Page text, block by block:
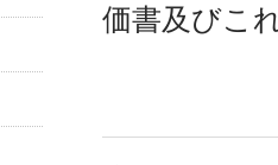
価書及びこ